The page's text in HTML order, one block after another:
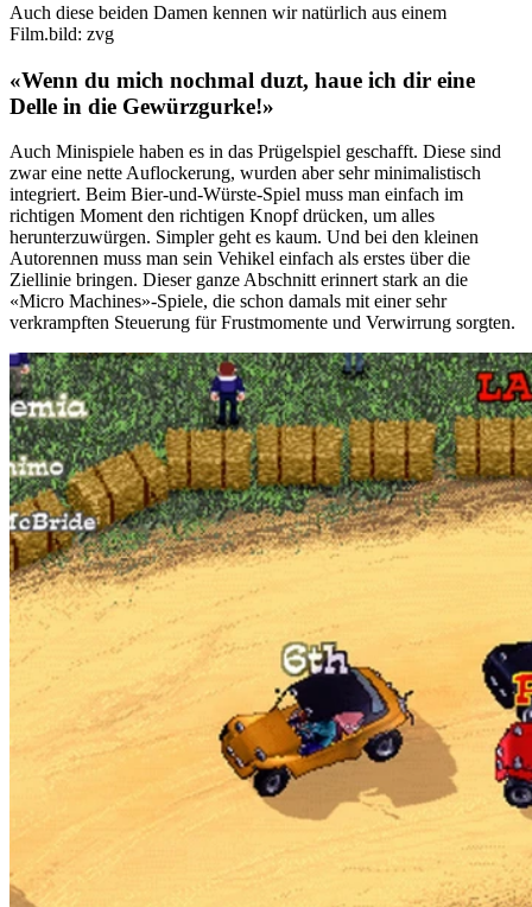
Auch diese beiden Damen kennen wir natürlich aus einem
Film.bild: zvg
«Wenn du mich nochmal duzt, haue ich dir eine
Delle in die Gewürzgurke!»
Auch Minispiele haben es in das Prügelspiel geschafft. Diese sind
zwar eine nette Auflockerung, wurden aber sehr minimalistisch
integriert. Beim Bier-und-Würste-Spiel muss man einfach im
richtigen Moment den richtigen Knopf drücken, um alles
herunterzuwürgen. Simpler geht es kaum. Und bei den kleinen
Autorennen muss man sein Vehikel einfach als erstes über die
Ziellinie bringen. Dieser ganze Abschnitt erinnert stark an die
«Micro Machines»-Spiele, die schon damals mit einer sehr
verkrampften Steuerung für Frustmomente und Verwirrung sorgten.